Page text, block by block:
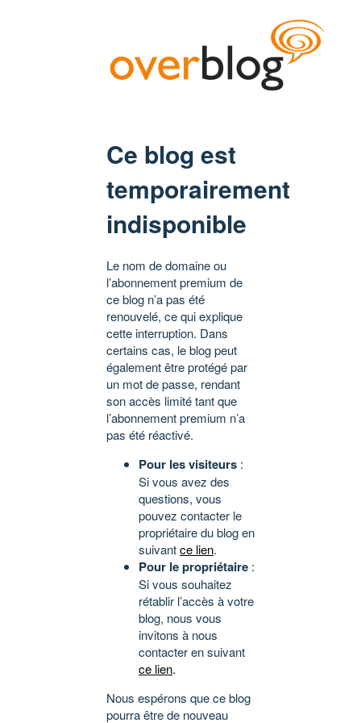
Ce blog est
temporairement
indisponible
Le nom de domaine ou
l’abonnement premium de
ce blog n’a pas été
renouvelé, ce qui explique
cette interruption. Dans
certains cas, le blog peut
également être protégé par
un mot de passe, rendant
son accès limité tant que
l’abonnement premium n’a
pas été réactivé.
Pour les visiteurs :
Si vous avez des
questions, vous
pouvez contacter le
propriétaire du blog en
suivantce lien.
Pour le propriétaire :
Si vous souhaitez
rétablir l’accès à votre
blog, nous vous
invitons à nous
contacter en suivant
ce lien.
Nous espérons que ce blog
pourra être de nouveau